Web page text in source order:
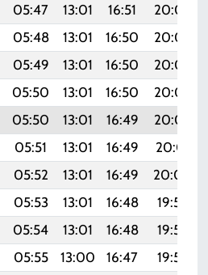
05:47 13:01 16:51 20:06
05:48 13:01 16:50 20:05
05:49 13:01 16:50 20:04
05:50 13:01 16:50 20:03
05:50 13:01 16:49 20:02
05:51 13:01 16:49 20:01
05:52 13:01 16:49 20:00
05:53 13:01 16:48 19:58
05:54 13:01 16:48 19:57
05:55 13:00 16:47 19:56